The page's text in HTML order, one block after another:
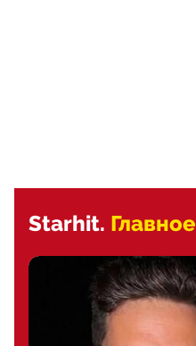
Starhit. Главное